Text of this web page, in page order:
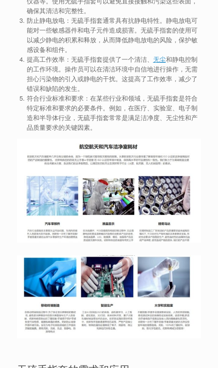
确保其清洁和完整性。
防止静电放电：无硫手指套通常具有抗静电特性。静电放电可
能对一些敏感器件和电子元件造成损害。无硫手指套的使用可
以减少静电的积累和释放，从而降低静电放电的风险，保护敏
感设备和组件。
提高工作效率：无硫手指套提供了一个清洁、 无尘和静电控制
的工作环境。操作员可以在清洁环境中自信地进行操作，无需
担心污染物的引入或静电的干扰。这提高了工作效率，减少了
错误和缺陷的发生。
符合行业标准和要求：在某些行业和领域，无硫手指套是符合
特定标准和要求的必要条件。例如，在医疗、实验室、电子制
造和半导体行业，无硫手指套常常是满足洁净度、无尘性和产
品质量要求的关键因素。